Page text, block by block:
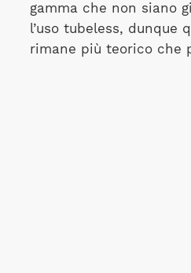
gamma che non siano
l’uso tubeless, dunque
rimane più teorico che